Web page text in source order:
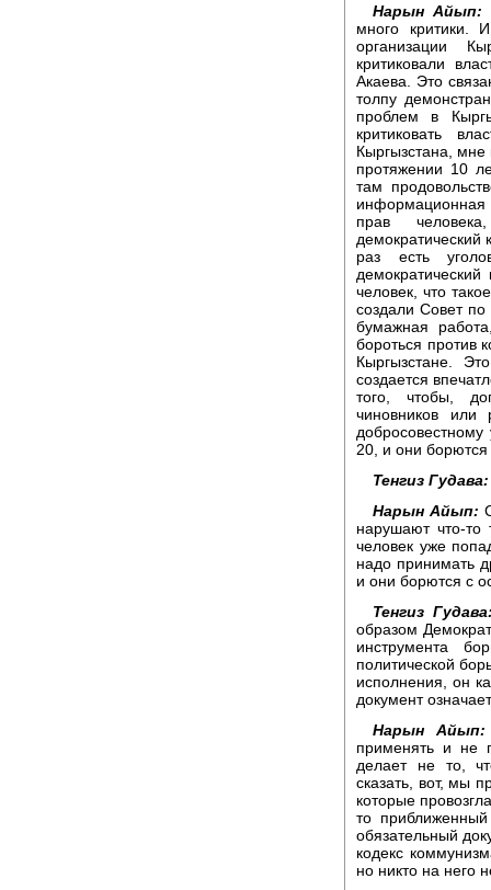
Нарын Айып:
много критики.
организации
критиковали
Акаева. Это
толпу
проблем в
критиковать
Кыргызстана,
протяжении 10
там
информационная
прав
демократический
раз есть
человек, что
создали Совет
бумажная
бороться против
Кыргызстане.
создается
того, чтобы,
чиновников или
20, и они
Тенгиз Гудава:
Нарын Айып:
нарушают что-то
человек уже
надо принимать
и они борются с
Тенгиз
образом
инструмента
политической
исполнения, он
документ
Нарын Айып:
применять и не
делает не то,
сказать, вот, мы
которые
то
обязательный
кодекс
но никто на него